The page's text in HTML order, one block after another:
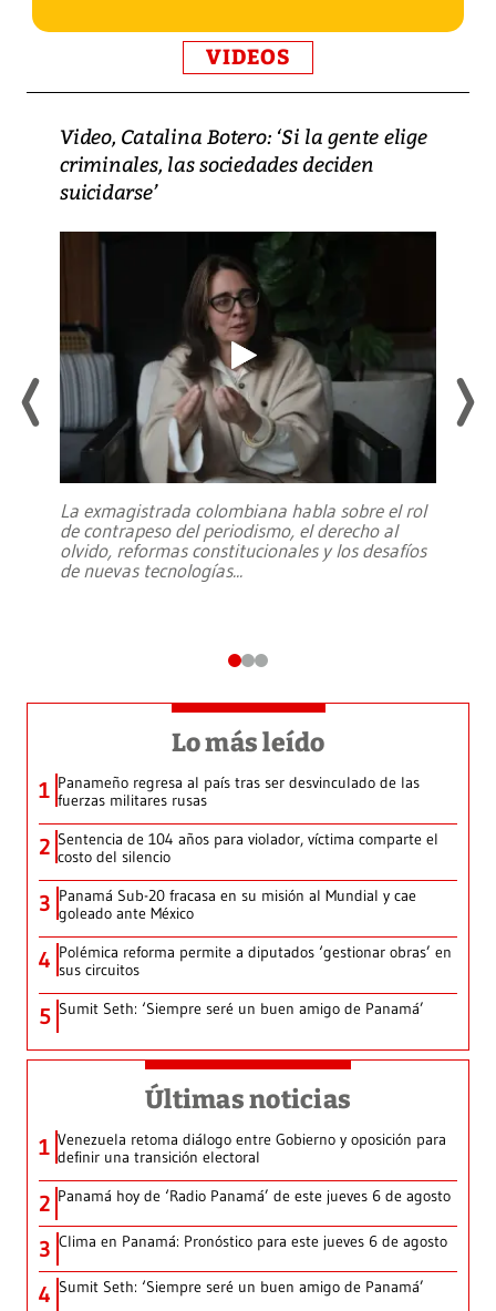
VIDEOS
Video, Catalina Botero: ‘Si la gente elige
criminales, las sociedades deciden
suicidarse’
La exmagistrada colombiana habla sobre el rol
de contrapeso del periodismo, el derecho al
olvido, reformas constitucionales y los desafíos
de nuevas tecnologías...
Lo más leído
1 Panameño regresa al país tras ser desvinculado de las
fuerzas militares rusas
2 Sentencia de 104 años para violador, víctima comparte el
costo del silencio
3 Panamá Sub-20 fracasa en su misión al Mundial y cae
goleado ante México
4 Polémica reforma permite a diputados ‘gestionar obras’ en
sus circuitos
5 Sumit Seth: ‘Siempre seré un buen amigo de Panamá’
Últimas noticias
1 Venezuela retoma diálogo entre Gobierno y oposición para
definir una transición electoral
2 Panamá hoy de ‘Radio Panamá’ de este jueves 6 de agosto
3 Clima en Panamá: Pronóstico para este jueves 6 de agosto
4 Sumit Seth: ‘Siempre seré un buen amigo de Panamá’